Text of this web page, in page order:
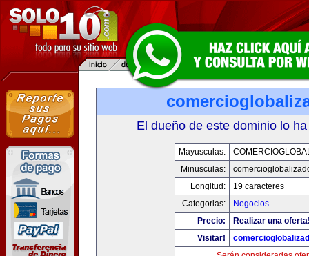
El dueño de este dominio lo
Mayusculas:
Minusculas:
Longitud:
19 caracteres
Categorias:
Negocios
Precio:
Realizar una
Visitar!